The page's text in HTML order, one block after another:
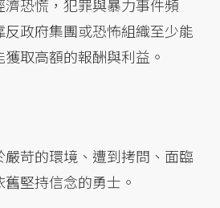
恐慌，犯罪與暴力事件頻
政府集團或恐怖組織至少能
取高額的報酬與利益。
苛的環境、遭到拷問、面臨
堅持信念的勇士。